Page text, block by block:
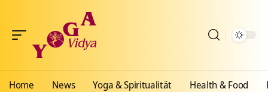
Home News Yoga & Spiritualität Health & Food